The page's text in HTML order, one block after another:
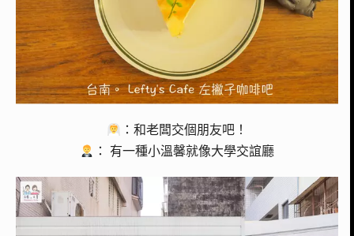
：和老闆交個朋友吧！
： 有一種小溫馨就像大學交誼廳